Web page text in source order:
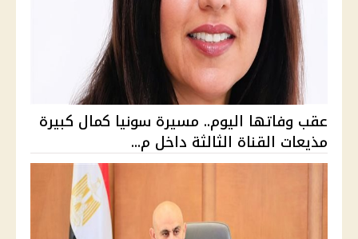
عقب وفاتها اليوم.. مسيرة سونيا كمال كبيرة
مذيعات القناة الثالثة داخل م...